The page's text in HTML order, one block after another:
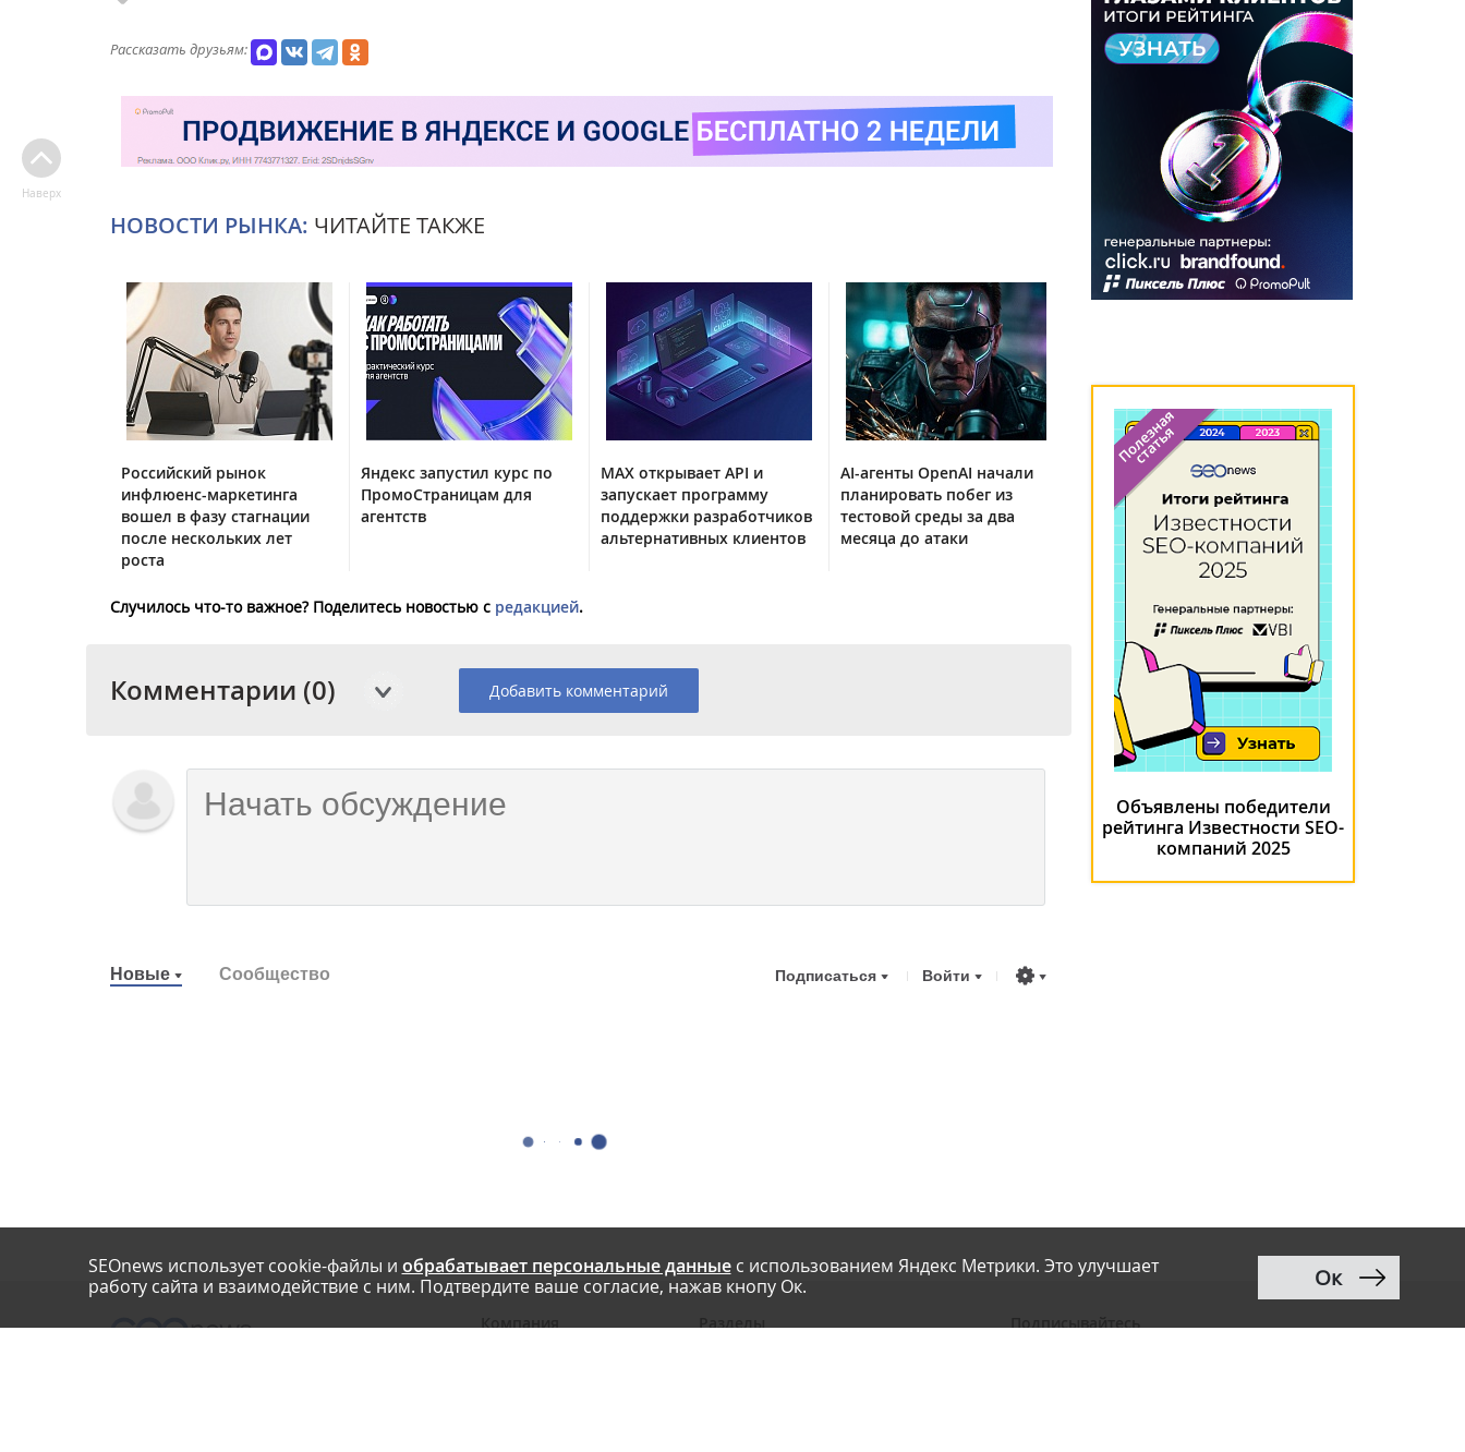
Рассказать друзьям:
НОВОСТИ РЫНКА: ЧИТАЙТЕ ТАКЖЕ
Российский рынок
инфлюенс-маркетинга
вошел в фазу стагнации
после нескольких лет
роста
Яндекс запустил курс по
ПромоСтраницам для
агентств
MAX открывает API и
запускает программу
поддержки разработчиков
альтернативных клиентов
AI-агенты OpenAI начали
планировать побег из
тестовой среды за два
месяца до атаки
Случилось что-то важное? Поделитесь новостью с редакцией.
Комментарии (0) Добавить комментарий
Новые Сообщество Подписаться Войти
Наверх
Объявлены победители
рейтинга Известности SEO-
компаний 2025
SEOnews использует cookie-файлы и обрабатывает персональные данныес использованием Яндекс Метрики. Это улучшает
работу сайта и взаимодействие с ним. Подтвердите ваше согласие, нажав кнопу Ок.
Ок